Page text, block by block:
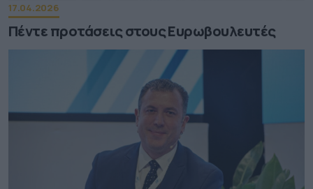
17.04.2026
Πέντε προτάσεις στους Ευρωβουλευτές